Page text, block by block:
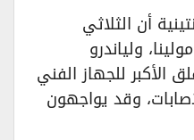
أن الثلاثي
ولياندرو
الأكبر للجهاز الفني
وقد يواجهون